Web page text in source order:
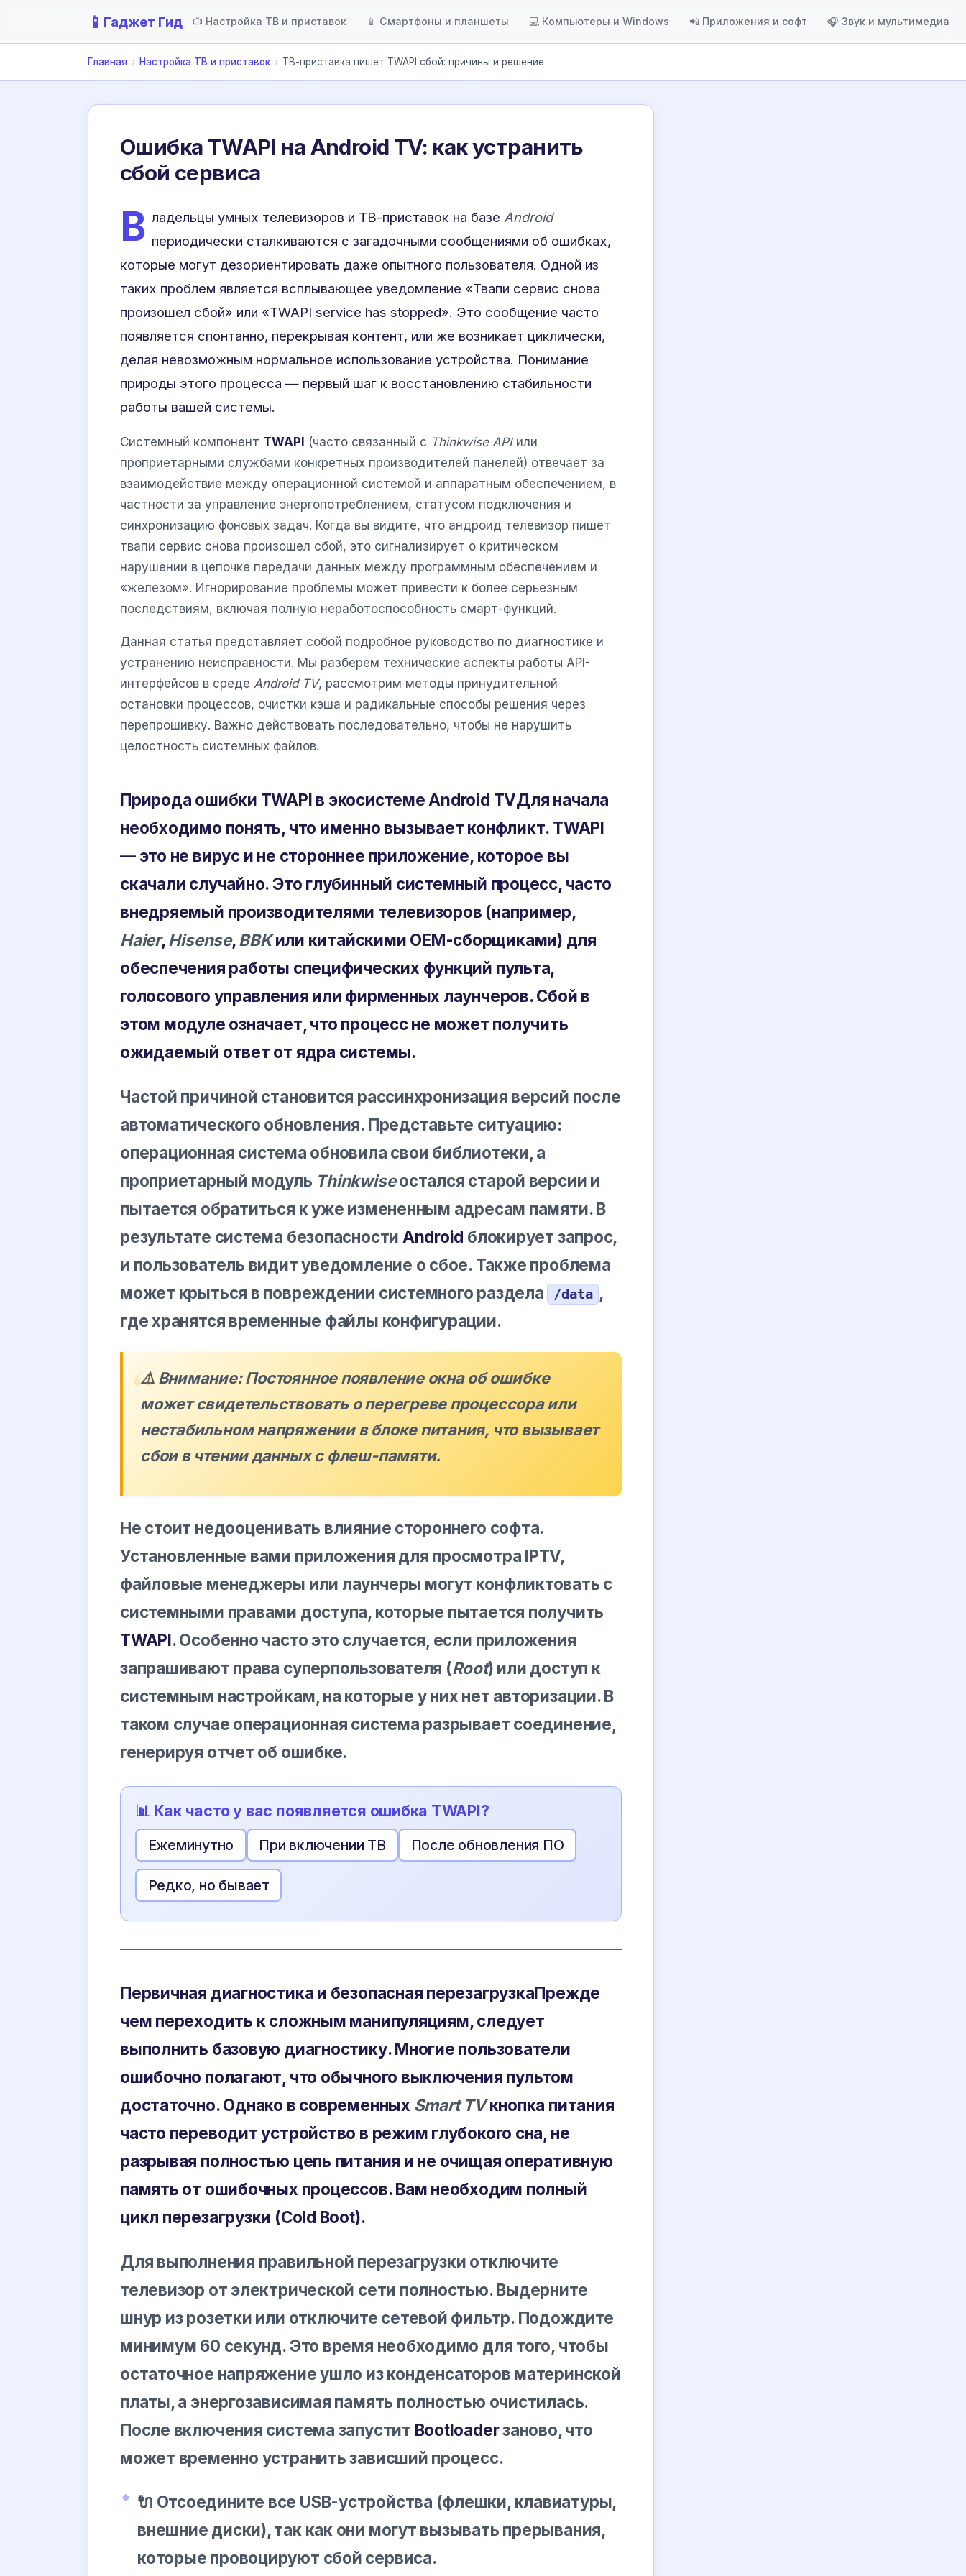
📱 Гаджет Гид 📺 Настройка ТВ и приставок 📱 Смартфоны и планшеты 💻 Компьютеры и Windows 📲 Приложения и софт 🎧 Звук и мультимедиа
Главная › Настройка ТВ и приставок › ТВ-приставка пишет TWAPI сбой: причины и решение
Ошибка TWAPI на Android TV: как устранить
сбой сервиса
В ладельцы умных телевизоров и ТВ-приставок на базе Android
периодически сталкиваются с загадочными сообщениями об ошибках,
которые могут дезориентировать даже опытного пользователя. Одной из
таких проблем является всплывающее уведомление «Твапи сервис снова
произошел сбой» или «TWAPI service has stopped». Это сообщение часто
появляется спонтанно, перекрывая контент, или же возникает циклически,
делая невозможным нормальное использование устройства. Понимание
природы этого процесса — первый шаг к восстановлению стабильности
работы вашей системы.
Системный компонент TWAPI (часто связанный с Thinkwise APIили
проприетарными службами конкретных производителей панелей) отвечает за
взаимодействие между операционной системой и аппаратным обеспечением, в
частности за управление энергопотреблением, статусом подключения и
синхронизацию фоновых задач. Когда вы видите, что андроид телевизор пишет
твапи сервис снова произошел сбой, это сигнализирует о критическом
нарушении в цепочке передачи данных между программным обеспечением и
«железом». Игнорирование проблемы может привести к более серьезным
последствиям, включая полную неработоспособность смарт-функций.
Данная статья представляет собой подробное руководство по диагностике и
устранению неисправности. Мы разберем технические аспекты работы API-
интерфейсов в среде Android TV, рассмотрим методы принудительной
остановки процессов, очистки кэша и радикальные способы решения через
перепрошивку. Важно действовать последовательно, чтобы не нарушить
целостность системных файлов.
Природа ошибки TWAPI в экосистеме Android TVДля начала
необходимо понять, что именно вызывает конфликт. TWAPI
— это не вирус и не стороннее приложение, которое вы
скачали случайно. Это глубинный системный процесс, часто
внедряемый производителями телевизоров (например,
Haier,Hisense,BBKили китайскими OEM-сборщиками) для
обеспечения работы специфических функций пульта,
голосового управления или фирменных лаунчеров. Сбой в
этом модуле означает, что процесс не может получить
ожидаемый ответ от ядра системы.
Частой причиной становится рассинхронизация версий после
автоматического обновления. Представьте ситуацию:
операционная система обновила свои библиотеки, а
проприетарный модуль Thinkwiseостался старой версии и
пытается обратиться к уже измененным адресам памяти. В
результате система безопасности Android блокирует запрос,
и пользователь видит уведомление о сбое. Также проблема
может крыться в повреждении системного раздела /data ,
где хранятся временные файлы конфигурации.
⚠️ Внимание: Постоянное появление окна об ошибке
может свидетельствовать о перегреве процессора или
нестабильном напряжении в блоке питания, что вызывает
сбои в чтении данных с флеш-памяти.
Не стоит недооценивать влияние стороннего софта.
Установленные вами приложения для просмотра IPTV,
файловые менеджеры или лаунчеры могут конфликтовать с
системными правами доступа, которые пытается получить
TWAPI. Особенно часто это случается, если приложения
запрашивают права суперпользователя (Root) или доступ к
системным настройкам, на которые у них нет авторизации. В
таком случае операционная система разрывает соединение,
генерируя отчет об ошибке.
📊 Как часто у вас появляется ошибка TWAPI?
Ежеминутно При включении ТВ После обновления ПО
Редко, но бывает
Первичная диагностика и безопасная перезагрузкаПрежде
чем переходить к сложным манипуляциям, следует
выполнить базовую диагностику. Многие пользователи
ошибочно полагают, что обычного выключения пультом
достаточно. Однако в современных Smart TVкнопка питания
часто переводит устройство в режим глубокого сна, не
разрывая полностью цепь питания и не очищая оперативную
память от ошибочных процессов. Вам необходим полный
цикл перезагрузки (Cold Boot).
Для выполнения правильной перезагрузки отключите
телевизор от электрической сети полностью. Выдерните
шнур из розетки или отключите сетевой фильтр. Подождите
минимум 60 секунд. Это время необходимо для того, чтобы
остаточное напряжение ушло из конденсаторов материнской
платы, а энергозависимая память полностью очистилась.
После включения система запустит Bootloaderзаново, что
может временно устранить зависший процесс.
🔌 Отсоедините все USB-устройства (флешки, клавиатуры,
внешние диски), так как они могут вызывать прерывания,
которые провоцируют сбой сервиса.